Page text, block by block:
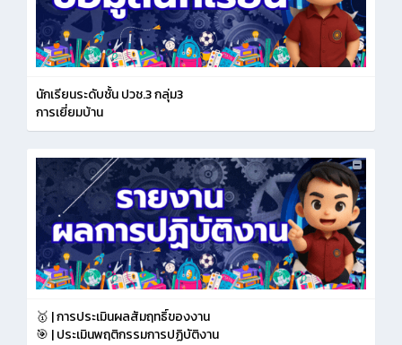
นักเรียนระดับชั้น ปวช.3 กลุ่ม3
การเยี่ยมบ้าน
🥇 | การประเมินผลสัมฤทธิ์ของงาน
🎯 | ประเมินพฤติกรรมการปฏิบัติงาน